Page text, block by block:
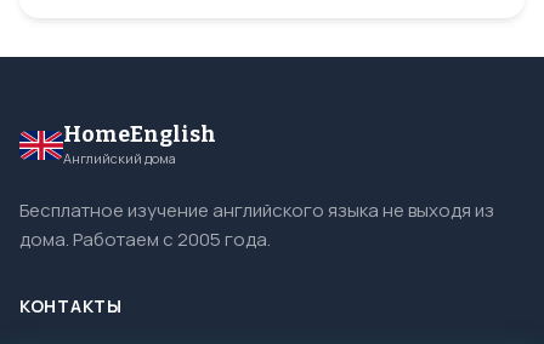
HomeEnglish
Английский дома
Бесплатное изучение английского языка не выходя из
дома. Работаем с 2005 года.
КОНТАКТЫ